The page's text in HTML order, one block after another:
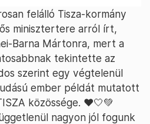
felálló Tisza-kormány
minisztertere arról írt,
Barna Mártonra, mert a
tekintette az
szerint egy végtelenül
ember példát mutatott
közössége. ❤️🤍💚
nagyon jól fogunk